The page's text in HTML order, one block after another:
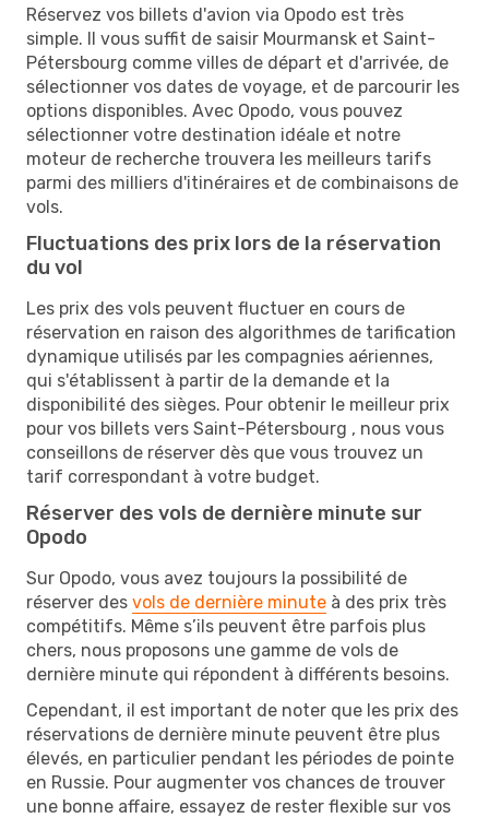
Réservez vos billets d'avion via Opodo est très
simple. Il vous suffit de saisir Mourmansk et Saint-
Pétersbourg comme villes de départ et d'arrivée, de
sélectionner vos dates de voyage, et de parcourir les
options disponibles. Avec Opodo, vous pouvez
sélectionner votre destination idéale et notre
moteur de recherche trouvera les meilleurs tarifs
parmi des milliers d'itinéraires et de combinaisons de
vols.
Fluctuations des prix lors de la réservation
du vol
Les prix des vols peuvent fluctuer en cours de
réservation en raison des algorithmes de tarification
dynamique utilisés par les compagnies aériennes,
qui s'établissent à partir de la demande et la
disponibilité des sièges. Pour obtenir le meilleur prix
pour vos billets vers Saint-Pétersbourg , nous vous
conseillons de réserver dès que vous trouvez un
tarif correspondant à votre budget.
Réserver des vols de dernière minute sur
Opodo
Sur Opodo, vous avez toujours la possibilité de
réserver des vols de dernière minute à des prix très
compétitifs. Même s’ils peuvent être parfois plus
chers, nous proposons une gamme de vols de
dernière minute qui répondent à différents besoins.
Cependant, il est important de noter que les prix des
réservations de dernière minute peuvent être plus
élevés, en particulier pendant les périodes de pointe
en Russie. Pour augmenter vos chances de trouver
une bonne affaire, essayez de rester flexible sur vos